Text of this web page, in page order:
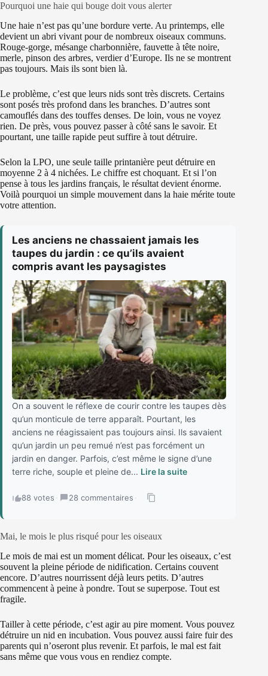
Pourquoi une haie qui bouge doit vous alerter
Une haie n’est pas qu’une bordure verte. Au printemps, elle
devient un abri vivant pour de nombreux oiseaux communs.
Rouge-gorge, mésange charbonnière, fauvette à tête noire,
merle, pinson des arbres, verdier d’Europe. Ils ne se montrent
pas toujours. Mais ils sont bien là.
Le problème, c’est que leurs nids sont très discrets. Certains
sont posés très profond dans les branches. D’autres sont
camouflés dans des touffes denses. De loin, vous ne voyez
rien. De près, vous pouvez passer à côté sans le savoir. Et
pourtant, une taille rapide peut suffire à tout détruire.
Selon la LPO, une seule taille printanière peut détruire en
moyenne 2 à 4 nichées. Le chiffre est choquant. Et si l’on
pense à tous les jardins français, le résultat devient énorme.
Voilà pourquoi un simple mouvement dans la haie mérite toute
votre attention.
Les anciens ne chassaient jamais les
taupes du jardin : ce qu’ils avaient
compris avant les paysagistes
On a souvent le réflexe de courir contre les taupes dès
qu’un monticule de terre apparaît. Pourtant, les
anciens ne réagissaient pas toujours ainsi. Ils savaient
qu’un jardin un peu remué n’est pas forcément un
jardin en danger. Parfois, c’est même le signe d’une
terre riche, souple et pleine de... Lire la suite
88 votes · 28 commentaires ·
Mai, le mois le plus risqué pour les oiseaux
Le mois de mai est un moment délicat. Pour les oiseaux, c’est
souvent la pleine période de nidification. Certains couvent
encore. D’autres nourrissent déjà leurs petits. D’autres
commencent à peine à pondre. Tout se superpose. Tout est
fragile.
Tailler à cette période, c’est agir au pire moment. Vous pouvez
détruire un nid en incubation. Vous pouvez aussi faire fuir des
parents qui n’oseront plus revenir. Et parfois, le mal est fait
sans même que vous vous en rendiez compte.